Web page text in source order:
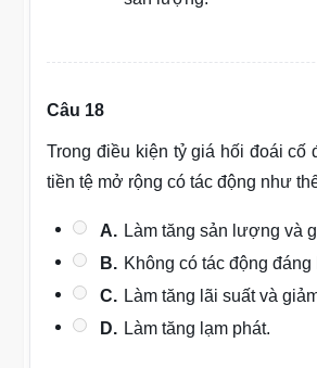
Câu 18
Trong điều kiện tỷ giá hối đoái cố
tiền tệ mở rộng có tác động như
A. Làm tăng sản lượng và
B. Không có tác động đáng
C. Làm tăng lãi suất và
D. Làm tăng lạm phát.